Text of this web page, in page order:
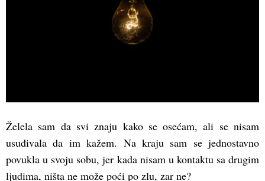
Želela sam da svi znaju kako se osećam, ali se nisam
usuđivala da im kažem. Na kraju sam se jednostavno
povukla u svoju sobu, jer kada nisam u kontaktu sa drugim
ljudima, ništa ne može poći po zlu, zar ne?